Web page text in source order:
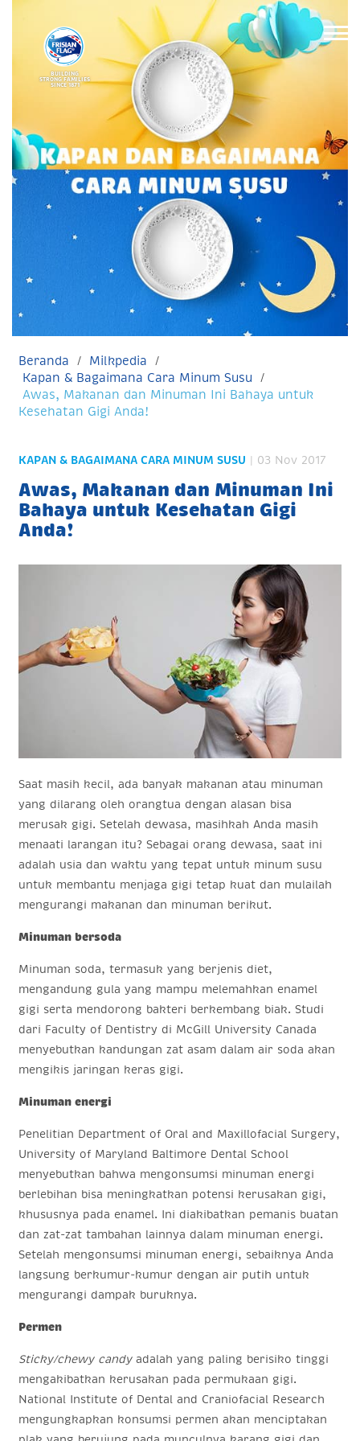
BUILDING
STRONG FAMILIES
SINCE 1871
Beranda
Milkpedia
Kapan & Bagaimana Cara Minum Susu
Awas, Makanan dan Minuman Ini Bahaya untuk
Kesehatan Gigi Anda!
KAPAN & BAGAIMANA CARA MINUM SUSU | 03 Nov 2017
Awas, Makanan dan Minuman Ini
Bahaya untuk Kesehatan Gigi
Anda!
Saat masih kecil, ada banyak makanan atau minuman
yang dilarang oleh orangtua dengan alasan bisa
merusak gigi. Setelah dewasa, masihkah Anda masih
menaati larangan itu? Sebagai orang dewasa, saat ini
adalah usia dan waktu yang tepat untuk minum susu
untuk membantu menjaga gigi tetap kuat dan mulailah
mengurangi makanan dan minuman berikut.
Minuman bersoda
Minuman soda, termasuk yang berjenis diet,
mengandung gula yang mampu melemahkan enamel
gigi serta mendorong bakteri berkembang biak. Studi
dari Faculty of Dentistry di McGill University Canada
menyebutkan kandungan zat asam dalam air soda akan
mengikis jaringan keras gigi.
Minuman energi
Penelitian Department of Oral and Maxillofacial Surgery,
University of Maryland Baltimore Dental School
menyebutkan bahwa mengonsumsi minuman energi
berlebihan bisa meningkatkan potensi kerusakan gigi,
khususnya pada enamel. Ini diakibatkan pemanis buatan
dan zat-zat tambahan lainnya dalam minuman energi.
Setelah mengonsumsi minuman energi, sebaiknya Anda
langsung berkumur-kumur dengan air putih untuk
mengurangi dampak buruknya.
Permen
Sticky/chewy candyadalah yang paling berisiko tinggi
mengakibatkan kerusakan pada permukaan gigi.
National Institute of Dental and Craniofacial Research
mengungkapkan konsumsi permen akan menciptakan